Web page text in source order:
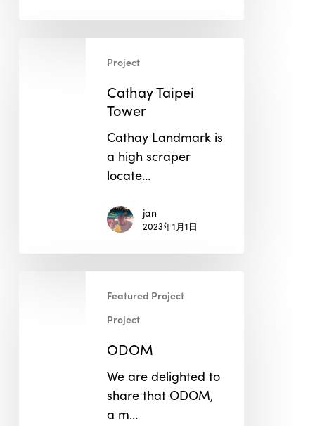
Project
Cathay Taipei
Tower
Cathay Landmark is
a high scraper
locate…
jan
2023年1月1日
Featured Project
Project
ODOM
We are delighted to
share that ODOM,
a m…